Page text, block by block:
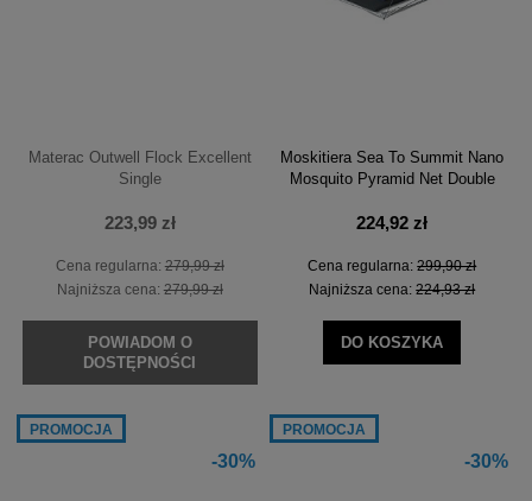
Materac Outwell Flock Excellent
Single
223,99 zł
Cena regularna: 279,99 zł
Najniższa cena: 279,99 zł
POWIADOM O
DOSTĘPNOŚCI
Moskitiera Sea To Summit Nano
Mosquito Pyramid Net Double
224,92 zł
Cena regularna:299,90 zł
Najniższa cena:224,93 zł
DO KOSZYKA
-30%
PROMOCJA
-30%
PROMOCJA